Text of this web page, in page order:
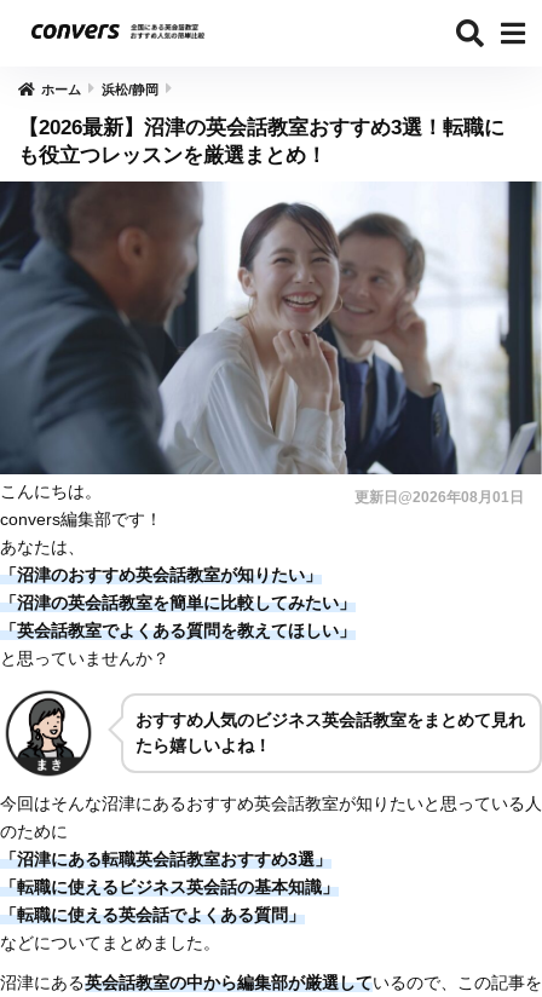
ホーム 浜松/静岡
【2026最新】沼津の英会話教室おすすめ3選！転職に
も役立つレッスンを厳選まとめ！
更新日@2026年08月01日
こんにちは。
convers編集部です！
あなたは、
「沼津のおすすめ英会話教室が知りたい」
「沼津の英会話教室を簡単に比較してみたい」
「英会話教室でよくある質問を教えてほしい」
と思っていませんか？
おすすめ人気のビジネス英会話教室をまとめて見れ
たら嬉しいよね！
今回はそんな沼津にあるおすすめ英会話教室が知りたいと思っている人
のために
「沼津にある転職英会話教室おすすめ3選」
「転職に使えるビジネス英会話の基本知識」
「転職に使える英会話でよくある質問」
などについてまとめました。
沼津にある英会話教室の中から編集部が厳選しているので、この記事を